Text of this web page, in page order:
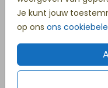
Je kunt jouw
op ons ons
4. De in lid 3
dag die volgt op het
digitale inhoud die
geleverd bij niet